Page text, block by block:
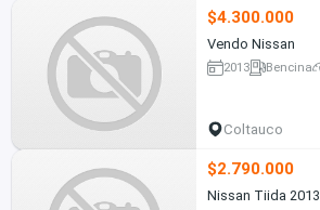
$4.300.000
Vendo Nissan
2013 Bencina
Coltauco
$2.790.000
Nissan Tiida 2013